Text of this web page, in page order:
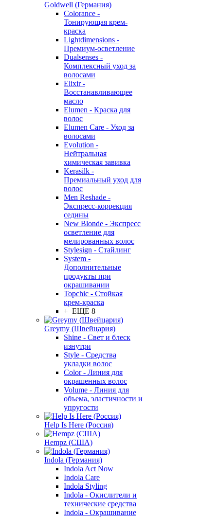
Goldwell (Германия)
Colorance -
Тонирующая крем-
краска
Lightdimensions -
Премиум-осветление
Dualsenses -
Комплексный уход за
волосами
Elixir -
Восстанавливающее
масло
Elumen - Краска для
волос
Elumen Care - Уход за
волосами
Evolution -
Нейтральная
химическая завивка
Kerasilk -
Премиальный уход для
волос
Men Reshade -
Экспресс-коррекция
седины
New Blonde - Экспресс
осветление для
мелированных волос
Stylesign - Стайлинг
System -
Дополнительные
продукты при
окрашивании
Topchic - Стойкая
крем-краска
+ ЕЩЕ 8
Greymy (Швейцария)
Shine - Свет и блеск
изнутри
Style - Средства
укладки волос
Color - Линия для
окрашенных волос
Volume - Линия для
объема, эластичности и
упругости
Help Is Here (Россия)
Hempz (США)
Indola (Германия)
Indola Act Now
Indola Care
Indola Styling
Indola - Окислители и
технические средства
Indola - Окрашивание